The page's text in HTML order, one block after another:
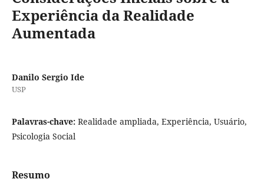
Experiência da Realidade
Aumentada
Danilo Sergio Ide
USP
Palavras-chave: Realidade ampliada, Experiência, Usuário,
Psicologia Social
Resumo